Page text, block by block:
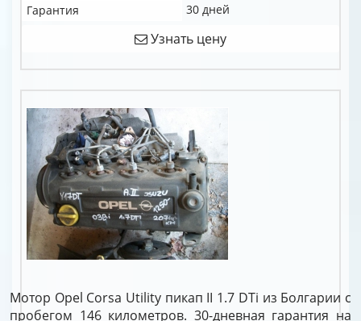
Гарантия
30 дней
Узнать цену
Мотор Opel Corsa Utility пикап II 1.7 DTi из Болгарии с
пробегом 146 километров. 30-дневная гарантия на